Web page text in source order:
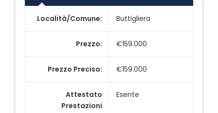
Località/Comune: Buttigliera
Prezzo: €159.000
Prezzo Preciso: €159.000
Attestato
Prestazioni
Esente